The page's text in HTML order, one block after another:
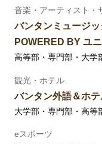
音楽・アーティスト・
バンタンミュージ
POWERED BY ユ
高等部・専門部・大学
観光・ホテル
バンタン外語＆ホ
大学部・専門部・高等
eスポーツ